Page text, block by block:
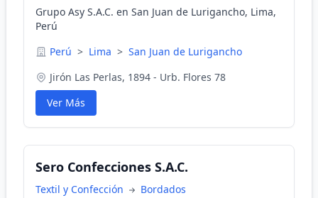
Grupo Asy S.A.C. en San Juan de Lurigancho, Lima,
Perú
Perú > Lima > San Juan de Lurigancho
Jirón Las Perlas, 1894 - Urb. Flores 78
Ver Más
Sero Confecciones S.A.C.
Textil y Confección Bordados